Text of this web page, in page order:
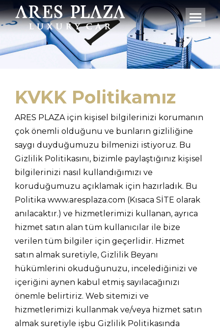
KVKK Politikamız
ARES PLAZA için kişisel bilgilerinizi korumanın
çok önemli olduğunu ve bunların gizliliğine
saygı duyduğumuzu bilmenizi istiyoruz. Bu
Gizlilik Politikasını, bizimle paylaştığınız kişisel
bilgilerinizi nasıl kullandığımızı ve
koruduğumuzu açıklamak için hazırladık. Bu
Politika www.aresplaza.com (Kısaca SİTE olarak
anılacaktır.) ve hizmetlerimizi kullanan, ayrıca
hizmet satın alan tüm kullanıcılar ile bize
verilen tüm bilgiler için geçerlidir. Hizmet
satın almak suretiyle, Gizlilik Beyanı
hükümlerini okuduğunuzu, incelediğinizi ve
içeriğini aynen kabul etmiş sayılacağınızı
önemle belirtiriz. Web sitemizi ve
hizmetlerimizi kullanmak ve/veya hizmet satın
almak suretiyle işbu Gizlilik Politikasında